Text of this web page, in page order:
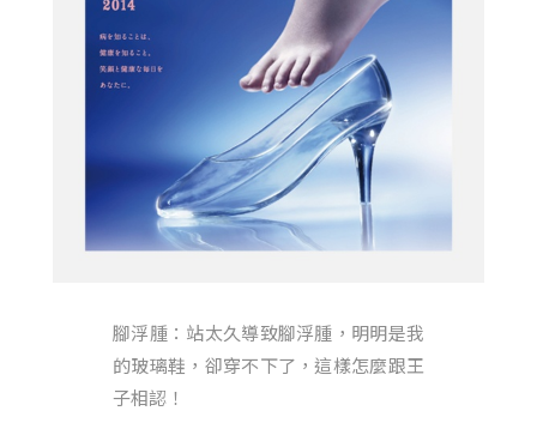
腳浮腫：站太久導致腳浮腫，明明是我
的玻璃鞋，卻穿不下了，這樣怎麼跟王
子相認！